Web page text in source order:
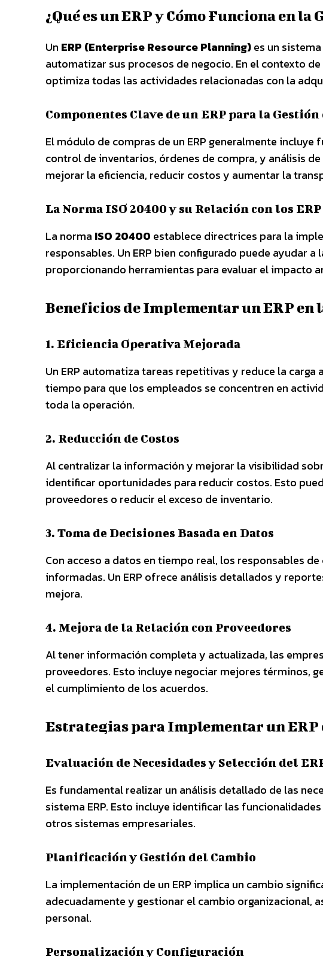
¿Qué es un ERP y Cómo Funciona en la
Un ERP (Enterprise Resource Planning)es un
automatizar sus procesos de negocio. En el contexto
optimiza todas las actividades relacionadas con la
Componentes Clave de un ERP para la Gestión
El módulo de compras de un ERP generalmente
control de inventarios, órdenes de compra, y análisis
mejorar la eficiencia, reducir costos y aumentar la
La Norma ISO 20400 y su Relación con los ERP
La norma ISO 20400 establece directrices para la
responsables. Un ERP bien configurado puede ayudar
proporcionando herramientas para evaluar el impacto
Beneficios de Implementar un ERP en
1. Eficiencia Operativa Mejorada
Un ERP automatiza tareas repetitivas y reduce la
tiempo para que los empleados se concentren en
toda la operación.
2. Reducción de Costos
Al centralizar la información y mejorar la visibilidad
identificar oportunidades para reducir costos. Esto
proveedores o reducir el exceso de inventario.
3. Toma de Decisiones Basada en Datos
Con acceso a datos en tiempo real, los responsables
informadas. Un ERP ofrece análisis detallados y
mejora.
4. Mejora de la Relación con Proveedores
Al tener información completa y actualizada, las
proveedores. Esto incluye negociar mejores términos,
el cumplimiento de los acuerdos.
Estrategias para Implementar un ERP
Evaluación de Necesidades y Selección del
Es fundamental realizar un análisis detallado de las
sistema ERP. Esto incluye identificar las
otros sistemas empresariales.
Planificación y Gestión del Cambio
La implementación de un ERP implica un cambio
adecuadamente y gestionar el cambio organizacional,
personal.
Personalización y Configuración